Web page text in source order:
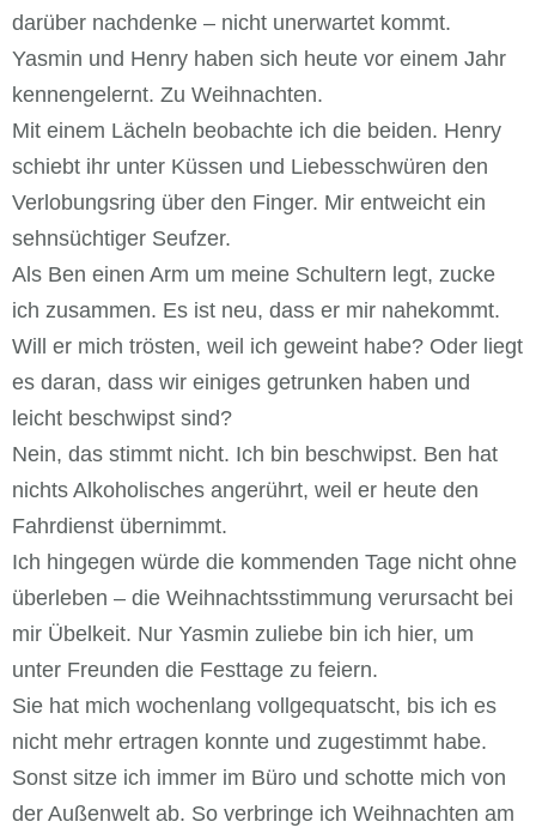
darüber nachdenke – nicht unerwartet kommt.
Yasmin und Henry haben sich heute vor einem Jahr
kennengelernt. Zu Weihnachten.
Mit einem Lächeln beobachte ich die beiden. Henry
schiebt ihr unter Küssen und Liebesschwüren den
Verlobungsring über den Finger. Mir entweicht ein
sehnsüchtiger Seufzer.
Als Ben einen Arm um meine Schultern legt, zucke
ich zusammen. Es ist neu, dass er mir nahekommt.
Will er mich trösten, weil ich geweint habe? Oder liegt
es daran, dass wir einiges getrunken haben und
leicht beschwipst sind?
Nein, das stimmt nicht. Ich bin beschwipst. Ben hat
nichts Alkoholisches angerührt, weil er heute den
Fahrdienst übernimmt.
Ich hingegen würde die kommenden Tage nicht ohne
überleben – die Weihnachtsstimmung verursacht bei
mir Übelkeit. Nur Yasmin zuliebe bin ich hier, um
unter Freunden die Festtage zu feiern.
Sie hat mich wochenlang vollgequatscht, bis ich es
nicht mehr ertragen konnte und zugestimmt habe.
Sonst sitze ich immer im Büro und schotte mich von
der Außenwelt ab. So verbringe ich Weihnachten am